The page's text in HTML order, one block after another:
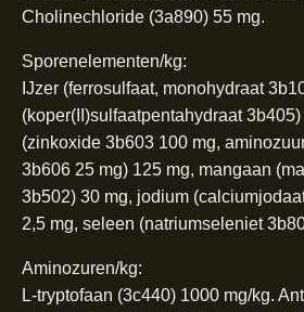
Cholinechloride (3a890) 55 mg.
Sporenelementen/kg:
IJzer (ferrosulfaat, monohydraat
(koper(II)sulfaatpentahydraat
(zinkoxide 3b603 100 mg,
3b606 25 mg) 125 mg, mangaan
3b502) 30 mg, jodium
2,5 mg, seleen (natriumseleniet
Aminozuren/kg:
L-tryptofaan (3c440) 1000 mg/kg.